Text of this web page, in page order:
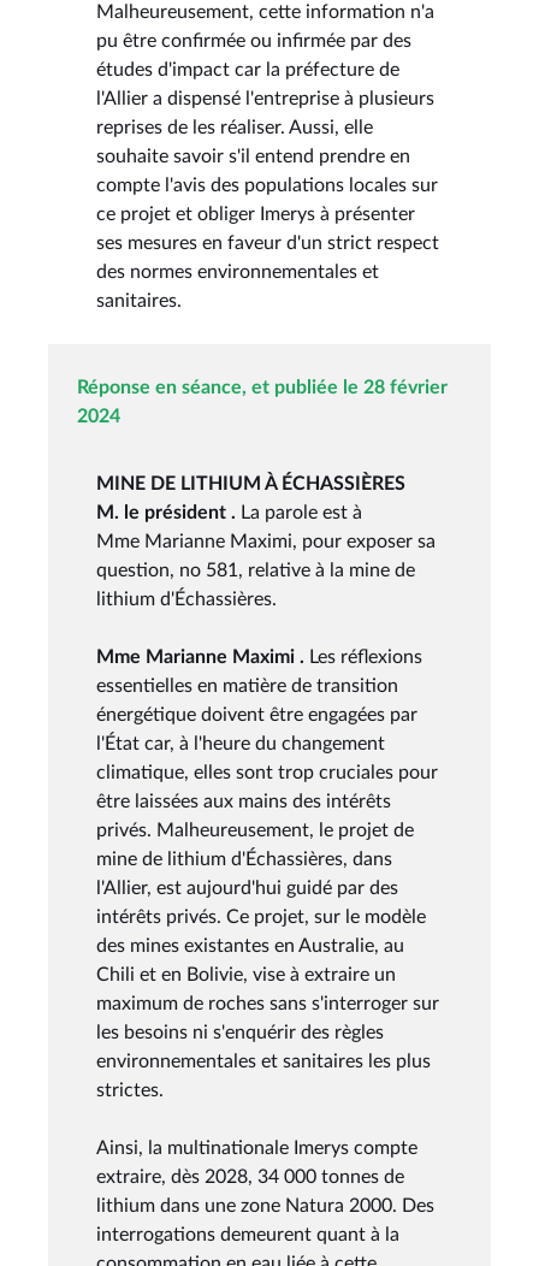
Malheureusement, cette information n'a
pu être confirmée ou infirmée par des
études d'impact car la préfecture de
l'Allier a dispensé l'entreprise à plusieurs
reprises de les réaliser. Aussi, elle
souhaite savoir s'il entend prendre en
compte l'avis des populations locales sur
ce projet et obliger Imerys à présenter
ses mesures en faveur d'un strict respect
des normes environnementales et
sanitaires.
Réponse en séance, et publiée le 28 février
2024
MINE DE LITHIUM À ÉCHASSIÈRES
M. le président . La parole est à
Mme Marianne Maximi, pour exposer sa
question, no 581, relative à la mine de
lithium d'Échassières.
Mme Marianne Maximi . Les réflexions
essentielles en matière de transition
énergétique doivent être engagées par
l'État car, à l'heure du changement
climatique, elles sont trop cruciales pour
être laissées aux mains des intérêts
privés. Malheureusement, le projet de
mine de lithium d'Échassières, dans
l'Allier, est aujourd'hui guidé par des
intérêts privés. Ce projet, sur le modèle
des mines existantes en Australie, au
Chili et en Bolivie, vise à extraire un
maximum de roches sans s'interroger sur
les besoins ni s'enquérir des règles
environnementales et sanitaires les plus
strictes.
Ainsi, la multinationale Imerys compte
extraire, dès 2028, 34 000 tonnes de
lithium dans une zone Natura 2000. Des
interrogations demeurent quant à la